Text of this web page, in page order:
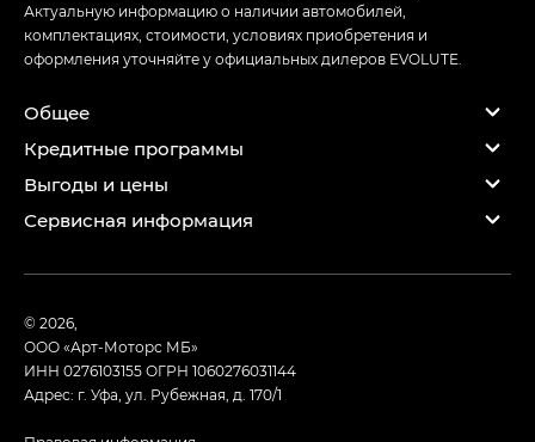
Актуальную информацию о наличии автомобилей,
комплектациях, стоимости, условиях приобретения и
оформления уточняйте у официальных дилеров EVOLUTE.
Общее
Кредитные программы
Выгоды и цены
Сервисная информация
© 2026,
ООО «Арт-Моторс МБ»
ИНН 0276103155ОГРН 1060276031144
Адрес: г. Уфа, ул. Рубежная, д. 170/1